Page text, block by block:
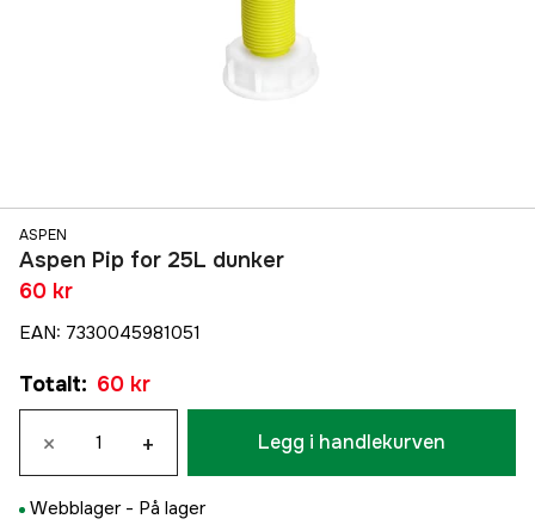
ASPEN
Aspen Pip for 25L dunker
60 kr
EAN: 7330045981051
Totalt: 60 kr
× + Legg i handlekurven
Webblager - På lager